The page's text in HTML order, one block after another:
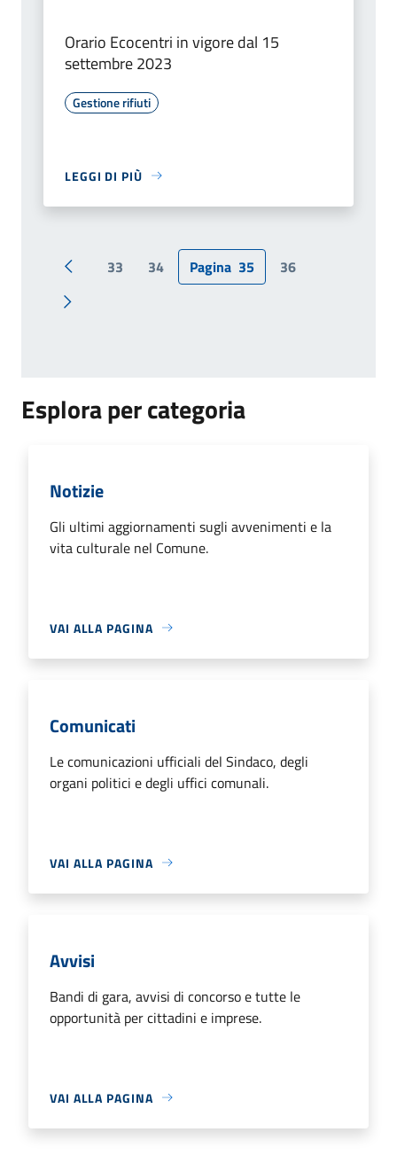
Orario Ecocentri in vigore dal 15
settembre 2023
Gestione rifiuti
LEGGI DI PIÙ
Pagina precedente
33 34 Pagina 35 36
Pagina successiva
Esplora per categoria
Notizie
Gli ultimi aggiornamenti sugli avvenimenti e la
vita culturale nel Comune.
VAI ALLA PAGINA
Comunicati
Le comunicazioni ufficiali del Sindaco, degli
organi politici e degli uffici comunali.
VAI ALLA PAGINA
Avvisi
Bandi di gara, avvisi di concorso e tutte le
opportunità per cittadini e imprese.
VAI ALLA PAGINA